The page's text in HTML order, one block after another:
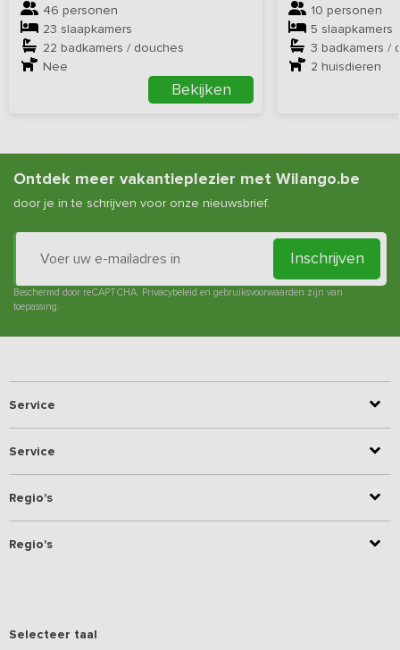
46 personen
23 slaapkamers
22 badkamers / douches
Nee
Bekijken
10 personen
5 slaapkamers
3 badkamers /
2 huisdieren
Ontdek meer vakantieplezier met Wilango.be
door je in te schrijven voor onze nieuwsbrief.
Inschrijven
Beschermd door reCAPTCHA. Privacybeleid en gebruiksvoorwaarden zijn van
toepassing.
Service
Service
Regio's
Regio's
Selecteer taal